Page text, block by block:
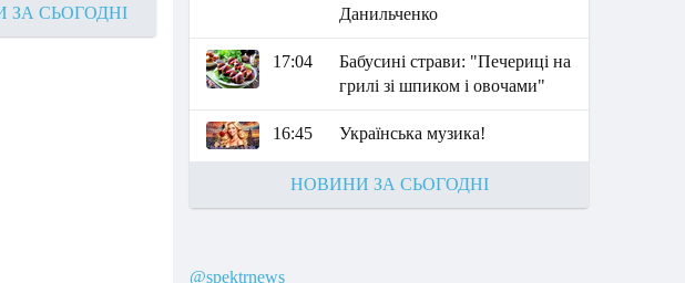
ЗА СЬОГОДНІ
Данильченко
17:04
Бабусині страви: "Печериці на
грилі зі шпиком і овочами"
16:45 Українська музика!
НОВИНИ ЗА СЬОГОДНІ
@spektrnews